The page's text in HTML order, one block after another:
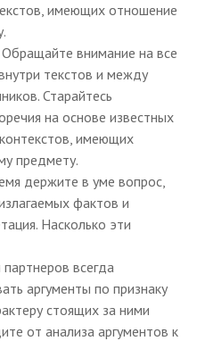
имеющих отношение
внимание на все
текстов и между
Старайтесь
на основе известных
имеющих
предмету.
держите в уме вопрос,
фактов и
Насколько эти
всегда
аргументы по признаку
стоящих за ними
от анализа аргументов к